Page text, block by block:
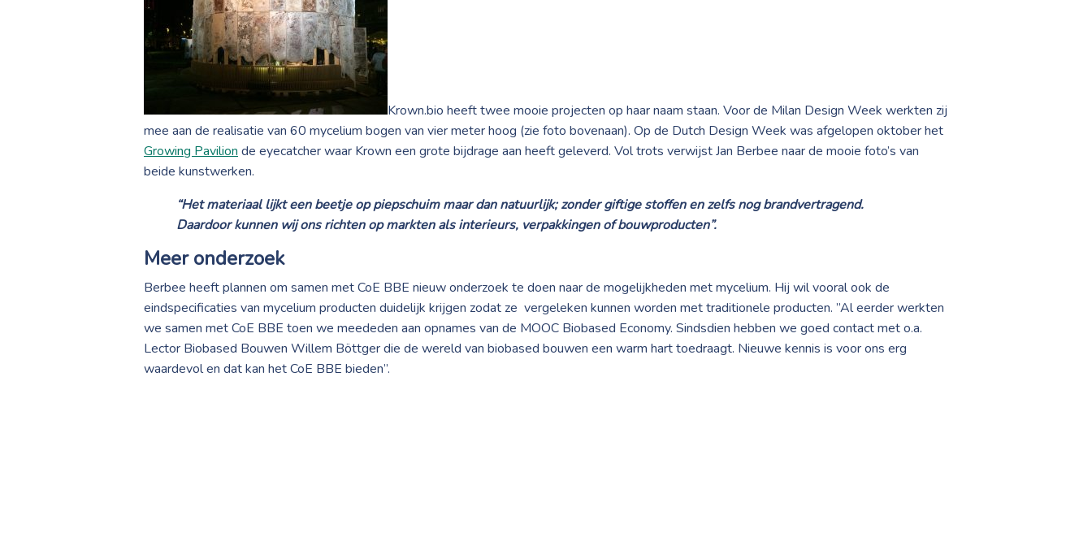
Krown.bio heeft twee mooie projecten op haar naam staan. Voor de Milan Design Week werkten zij
mee aan de realisatie van 60 mycelium bogen van vier meter hoog (zie foto bovenaan). Op de Dutch Design Week was afgelopen oktober het
Growing Pavilion de eyecatcher waar Krown een grote bijdrage aan heeft geleverd. Vol trots verwijst Jan Berbee naar de mooie foto’s van
beide kunstwerken.
“Het materiaal lijkt een beetje op piepschuim maar dan natuurlijk; zonder giftige stoffen en zelfs nog brandvertragend.
Daardoor kunnen wij ons richten op markten als interieurs, verpakkingen of bouwproducten”.
Meer onderzoek
Berbee heeft plannen om samen met CoE BBE nieuw onderzoek te doen naar de mogelijkheden met mycelium. Hij wil vooral ook de
eindspecificaties van mycelium producten duidelijk krijgen zodat ze vergeleken kunnen worden met traditionele producten. ”Al eerder werkten
we samen met CoE BBE toen we meededen aan opnames van de MOOC Biobased Economy. Sindsdien hebben we goed contact met o.a.
Lector Biobased Bouwen Willem Böttger die de wereld van biobased bouwen een warm hart toedraagt. Nieuwe kennis is voor ons erg
waardevol en dat kan het CoE BBE bieden”.